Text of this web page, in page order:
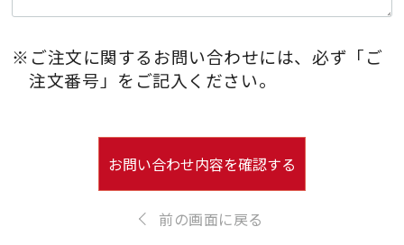
※ご注文に関するお問い合わせには、必ず「ご
注文番号」をご記入ください。
前の画面に戻る
お問い合わせ内容を確認する